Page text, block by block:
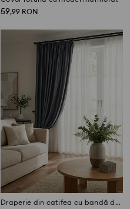
59,99 RON
Draperie din catifea cu bandă de prindere